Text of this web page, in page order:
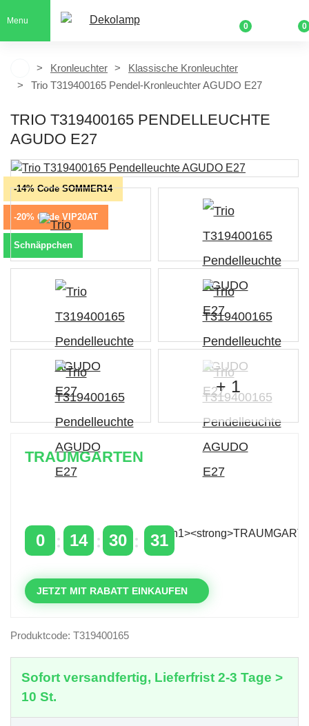
Menu
0 0
Kronleuchter
Klassische Kronleuchter
Trio T319400165 Pendel-Kronleuchter AGUDO E27
TRIO T319400165 PENDELLEUCHTE
AGUDO E27
-14% Code SOMMER14
-20% Code VIP20AT
Schnäppchen
+ 1
TRAUMGARTEN
0 14 30 31
JETZT MIT RABATT EINKAUFEN
Produktcode: T319400165
Sofort versandfertig, Lieferfrist 2-3 Tage >
10 St.